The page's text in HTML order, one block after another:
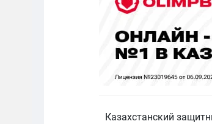
Казахстанский